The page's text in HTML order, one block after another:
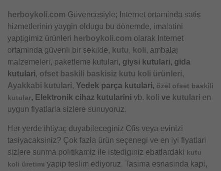
herboykoli.com Güvencesiyle; Internet ortaminda satis
hizmetlerinin yaygin oldugu bu dönemde, imalatini
yaptigimiz ürünleri herboykoli.com olarak Internet
ortaminda güvenli bir sekilde, kutu, koli, ambalaj
malzemeleri, paketleme kutulari, giysi kutulari, gida
kutulari, ofset baskili baskisiz kutu koli ürünleri,
Ayakkabi kutulari, Yedek parça kutulari, özel ofset baskili
kutular, Elektronik cihaz kutularini vb. koli ve kutulari en
uygun fiyatlarla sizlere sunuyoruz.
Her yerde ihtiyaç duyabileceginiz Ofis veya evinizi
tasiyacaksiniz? Çok fazla ürün seçenegi ve en iyi fiyatlari
sizlere sunma politikamiz ile istediginiz ebatlardaki kutu
koli üretimi yapip teslim ediyoruz. Tasima esnasinda kapi,